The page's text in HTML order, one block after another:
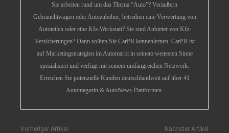
Sie arbeiten rund um das Thema “Auto”? Veräußern
Gebrauchtwagen oder Autozubehör, betreiben eine Verwertung von
Autoteilen oder eine Kfz-Werkstatt? Sie sind Anbieter von Kfz-
Versicherungen? Dann sollten Sie CarPR kennenlernen. CarPR ist
auf Marketingstrategien im Automarkt in seinem weitesten Sinne
spezialisiert und verfügt mit seinem umfangreichen Netzwerk.
Erreichen Sie potenzielle Kunden deutschlandweit auf über 41
Automagazin & AutoNews Plattformen.
Vorheriger Artikel Nächster Artikel